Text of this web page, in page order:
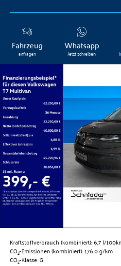
Fahrzeug
anfragen
Whatsapp
Jetzt schreiben
Kraftstoffverbrauch (kombiniert):6,7 l/
CO2-Emissionen (kombiniert):176.0 g/km
CO2-Klasse:G